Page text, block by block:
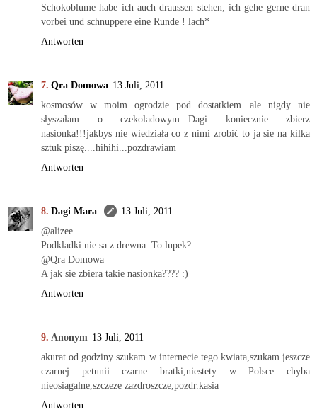
Schokoblume habe ich auch draussen stehen; ich gehe gerne dran
vorbei und schnuppere eine Runde ! lach*
Antworten
Qra Domowa 13 Juli, 2011
kosmosów w moim ogrodzie pod dostatkiem...ale nigdy nie
słyszałam o czekoladowym...Dagi koniecznie zbierz
nasionka!!!jakbys nie wiedziała co z nimi zrobić to ja sie na kilka
sztuk piszę....hihihi...pozdrawiam
Antworten
Dagi Mara
13 Juli, 2011
@alizee
Podkladki nie sa z drewna. To lupek?
@Qra Domowa
A jak sie zbiera takie nasionka???? :)
Antworten
Anonym 13 Juli, 2011
akurat od godziny szukam w internecie tego kwiata,szukam jeszcze
czarnej petunii czarne bratki,niestety w Polsce chyba
nieosiagalne,szczeze zazdroszcze,pozdr.kasia
Antworten